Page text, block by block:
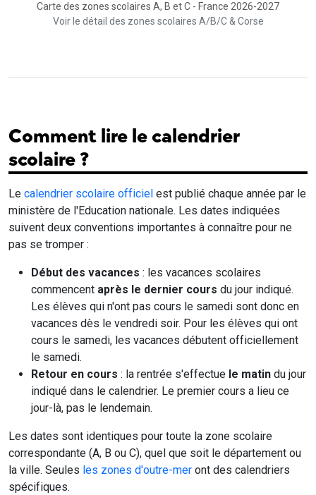
Carte des zones scolaires A, B et C - France 2026-2027
Voir le détail des zones scolaires A/B/C & Corse
Comment lire le calendrier
scolaire ?
Le calendrier scolaire officiel est publié chaque année par le
ministère de l'Education nationale. Les dates indiquées
suivent deux conventions importantes à connaître pour ne
pas se tromper :
Début des vacances : les vacances scolaires
commencent après le dernier cours du jour indiqué.
Les élèves qui n'ont pas cours le samedi sont donc en
vacances dès le vendredi soir. Pour les élèves qui ont
cours le samedi, les vacances débutent officiellement
le samedi.
Retour en cours : la rentrée s'effectue le matin du jour
indiqué dans le calendrier. Le premier cours a lieu ce
jour-là, pas le lendemain.
Les dates sont identiques pour toute la zone scolaire
correspondante (A, B ou C), quel que soit le département ou
la ville. Seules les zones d'outre-mer ont des calendriers
spécifiques.